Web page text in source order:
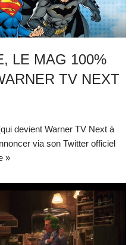
LE MAG 100%
TV NEXT
devient Warner TV Next à
via son Twitter officiel
»